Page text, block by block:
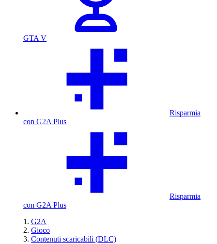
GTA V
Risparmia
con G2A Plus
Risparmia
con G2A Plus
G2A
Gioco
Contenuti scaricabili (DLC)